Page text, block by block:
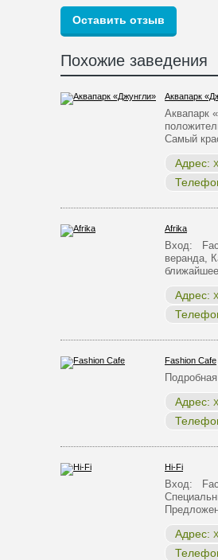
Похожие заведения
Аквапарк
Аквапарк
Самый
Адрес:
Afrika
Вход:
веранда,
Адрес:
Fashion Cafe
Адрес:
Hi-Fi
Вход:
Адрес: